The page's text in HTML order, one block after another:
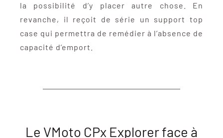
la possibilité d’y placer autre chose. En
revanche, il reçoit de série un support top
case qui permettra de remédier à l’absence de
capacité d’emport.
Le VMoto CPx Explorer face à